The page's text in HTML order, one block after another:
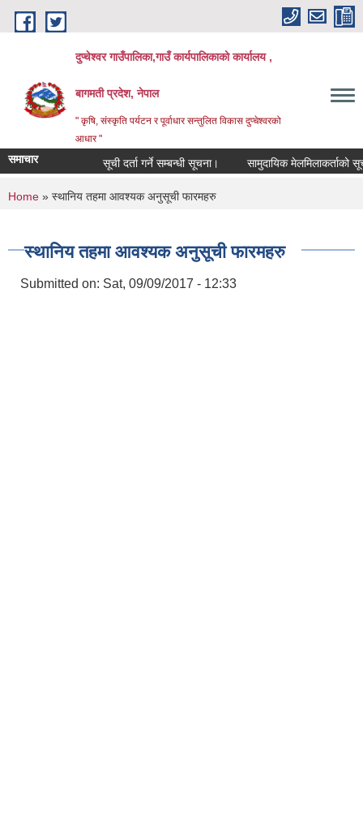
Skip to main content
दुप्चेश्वर गाउँपालिका,गाउँ कार्यपालिकाको कार्यालय ,
बागमती प्रदेश, नेपाल
" कृषि, संस्कृति पर्यटन र पूर्वाधार सन्तुलित विकास दुप्चेश्वरको
आधार "
समाचार सूची दर्ता गर्ने सम्बन्धी सूचना। सामुदायिक मेलमिलाकर्ताको सूची
You are here
Home » स्थानिय तहमा आवश्यक अनुसूची फारमहरु
स्थानिय तहमा आवश्यक अनुसूची फारमहरु
Submitted on: Sat, 09/09/2017 - 12:33